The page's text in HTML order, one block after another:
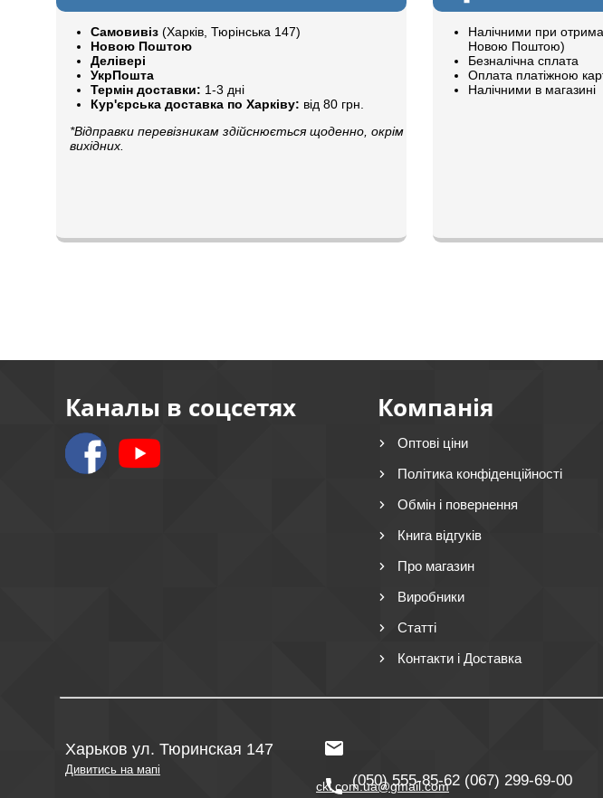
Самовивіз(Харків, Тюрінська 147)
Новою Поштою
Делівері
УкрПошта
Термін доставки: 1-3 дні
Кур'єрська доставка по Харківу: від 80 грн.
*Відправки перевізникам здійснюється щоденно, окрім
вихідних.
Налічними при
Новою Поштою)
Безналічна сплата
Оплата платіжною
Налічними в магазині
Каналы в соцсетях Компанія
Оптові ціни
Політика конфіденційності
Обмін і повернення
Книга відгуків
Про магазин
Виробники
Статті
Контакти і Доставка
Харьков ул. Тюринская 147
Дивитись на мапі
ckl.com.ua@gmail.com
(050) 555-85-62 (067) 299-69-00